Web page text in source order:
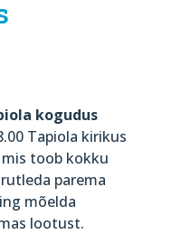
kogudus
Tapiola kirikus
mis toob kokku
parema
mõelda
lootust.